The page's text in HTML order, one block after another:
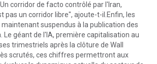
corridor de facto contrôlé par l'Iran,
pas un corridor libre", ajoute-t-il.Enfin, les
suspendus à la publication des
Le géant de l'IA, première capitalisation au
trimestriels après la clôture de Wall
scrutés, ces chiffres permettront aux